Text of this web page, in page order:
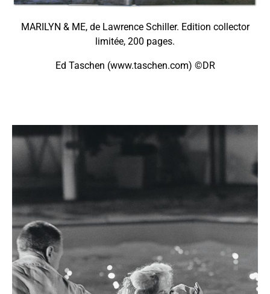
MARILYN & ME, de Lawrence Schiller. Edition collector
limitée, 200 pages.
Ed Taschen (www.taschen.com) ©DR